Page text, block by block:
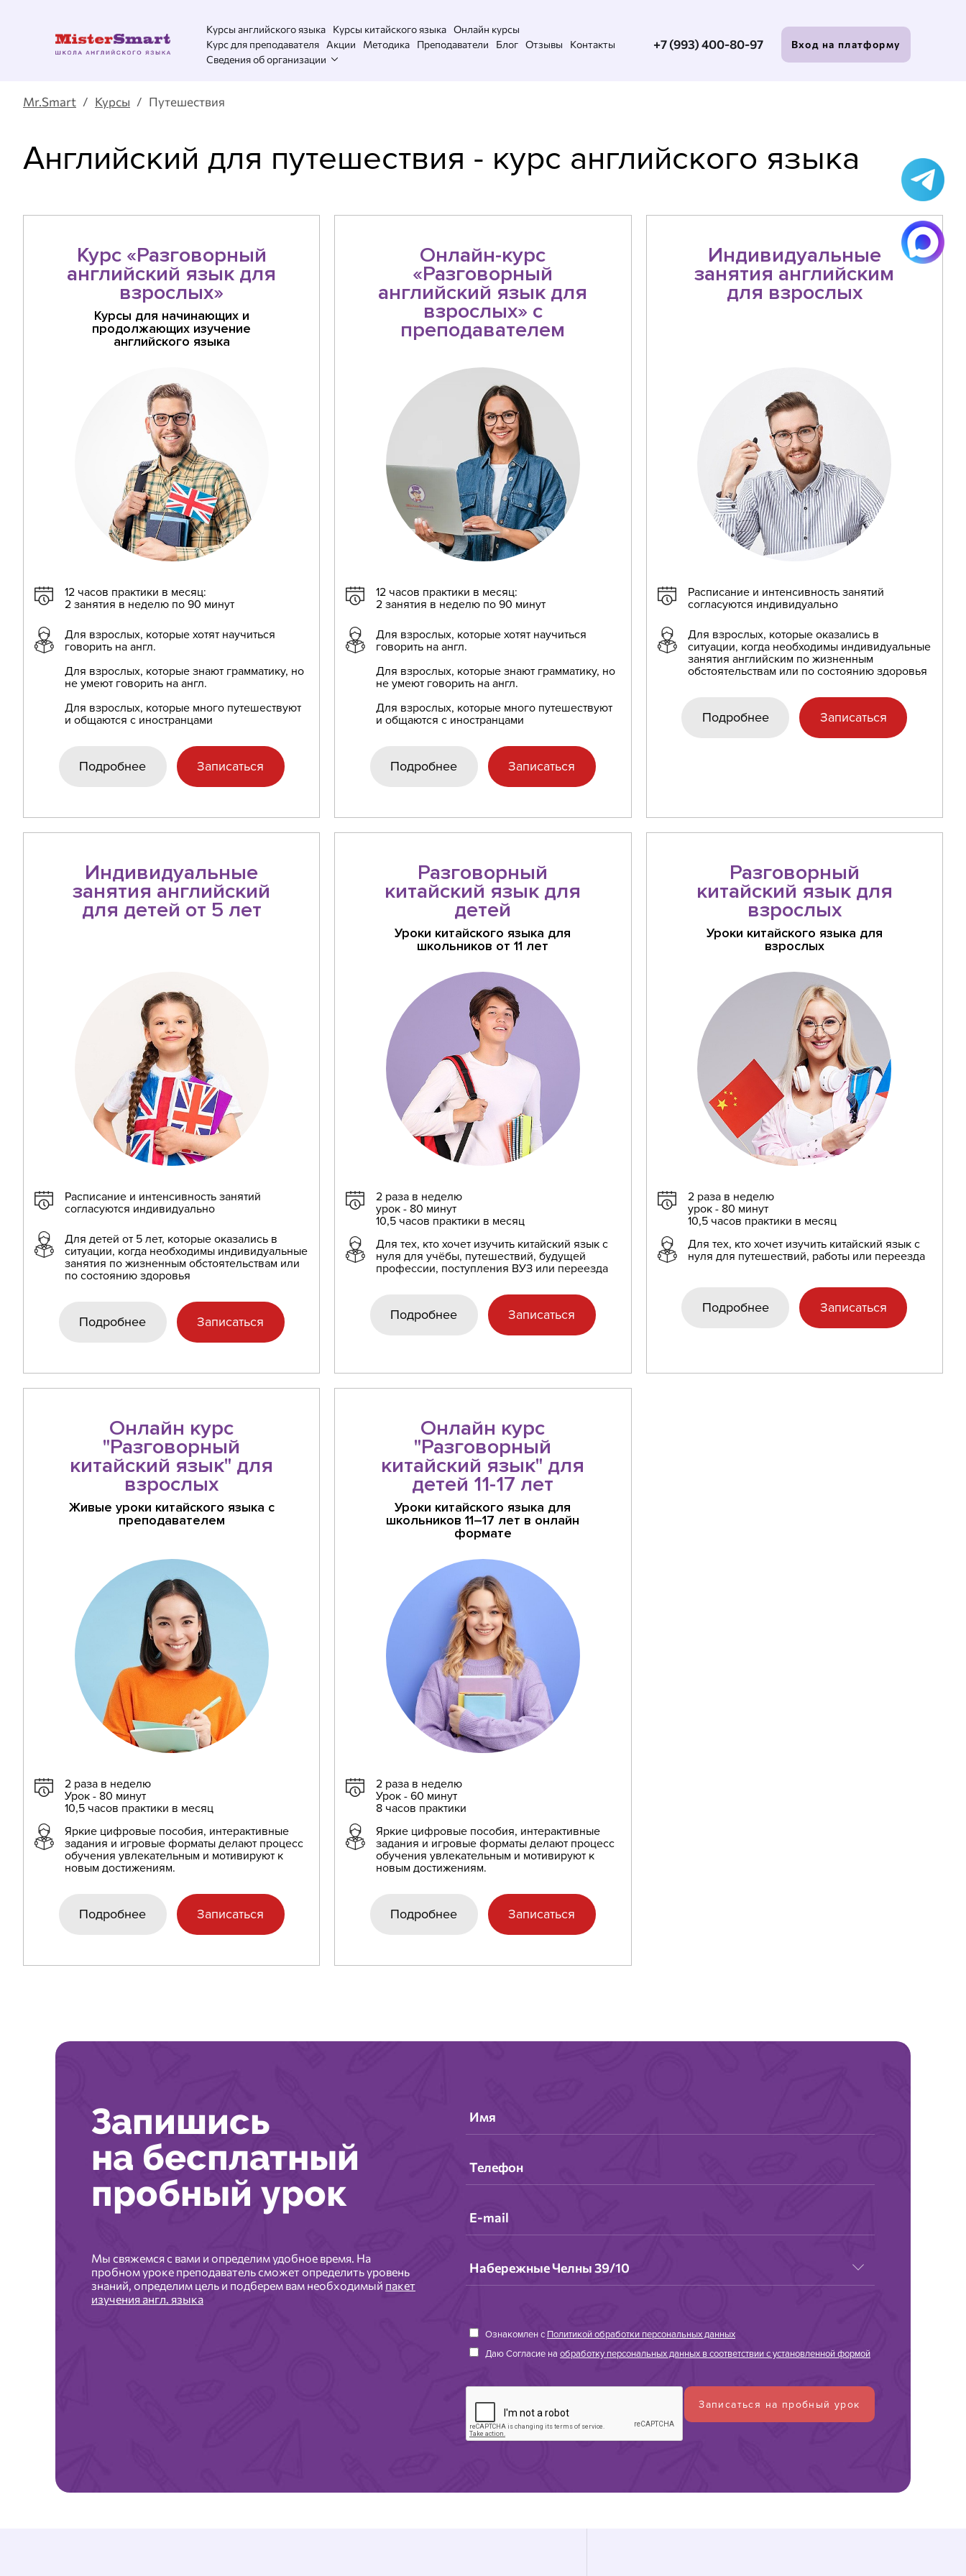
Курсы английского языка Курсы китайского языка Онлайн курсы
Курс для преподавателя
Акции Методика Преподаватели Блог Отзывы
Контакты
Сведения об организации
+7 (993) 400-80-97 Вход на платформу
Английский для путешествия - курс английского языка
Mr.Smart / Курсы / Путешествия
Курс «Разговорный
английский язык для
взрослых»
Курсы для начинающих и
продолжающих изучение
английского языка
12 часов практики в месяц:
2 занятия в неделю по 90 минут
Для взрослых, которые хотят научиться
говорить на англ.
Для взрослых, которые знают грамматику, но
не умеют говорить на англ.
Для взрослых, которые много путешествуют
и общаются с иностранцами
Подробнее Записаться
Онлайн-курс
«Разговорный
английский язык для
взрослых» с
преподавателем
12 часов практики в месяц:
2 занятия в неделю по 90 минут
Для взрослых, которые хотят научиться
говорить на англ.
Для взрослых, которые знают грамматику, но
не умеют говорить на англ.
Для взрослых, которые много путешествуют
и общаются с иностранцами
Подробнее Записаться
Индивидуальные
занятия английским
для взрослых
Расписание и интенсивность занятий
согласуются индивидуально
Для взрослых, которые оказались в
ситуации, когда необходимы индивидуальные
занятия английским по жизненным
обстоятельствам или по состоянию здоровья
Подробнее Записаться
Индивидуальные
занятия английский
для детей от 5 лет
Расписание и интенсивность занятий
согласуются индивидуально
Для детей от 5 лет, которые оказались в
ситуации, когда необходимы индивидуальные
занятия по жизненным обстоятельствам или
по состоянию здоровья
Подробнее Записаться
Разговорный
китайский язык для
детей
Уроки китайского языка для
школьников от 11 лет
2 раза в неделю
урок - 80 минут
10,5 часов практики в месяц
Для тех, кто хочет изучить китайский язык с
нуля для учёбы, путешествий, будущей
профессии, поступления ВУЗ или переезда
Подробнее Записаться
Разговорный
китайский язык для
взрослых
Уроки китайского языка для
взрослых
2 раза в неделю
урок - 80 минут
10,5 часов практики в месяц
Для тех, кто хочет изучить китайский язык с
нуля для путешествий, работы или переезда
Подробнее Записаться
Онлайн курс
"Разговорный
китайский язык" для
взрослых
Живые уроки китайского языка с
преподавателем
2 раза в неделю
Урок - 80 минут
10,5 часов практики в месяц
Яркие цифровые пособия, интерактивные
задания и игровые форматы делают процесс
обучения увлекательным и мотивируют к
новым достижениям.
Подробнее Записаться
Онлайн курс
"Разговорный
китайский язык" для
детей 11-17 лет
Уроки китайского языка для
школьников 11–17 лет в онлайн
формате
2 раза в неделю
Урок - 60 минут
8 часов практики
Яркие цифровые пособия, интерактивные
задания и игровые форматы делают процесс
обучения увлекательным и мотивируют к
новым достижениям.
Подробнее Записаться
Запишись
на бесплатный
пробный урок
Мы свяжемся с вами и определим удобное время. На
пробном уроке преподаватель сможет определить уровень
знаний, определим цель и подберем вам необходимый пакет
изучения англ. языка
Ознакомлен с Политикой обработки персональных данных
Даю Согласие на обработку персональных данных в соответствии с установленной формой
Записаться на пробный урок